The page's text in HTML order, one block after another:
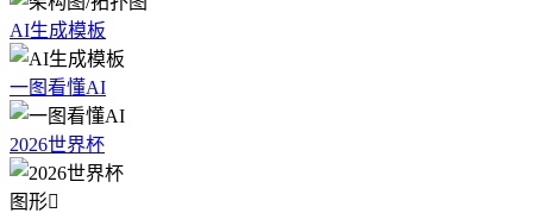
AI生成模板
一图看懂AI
2026世界杯
图形